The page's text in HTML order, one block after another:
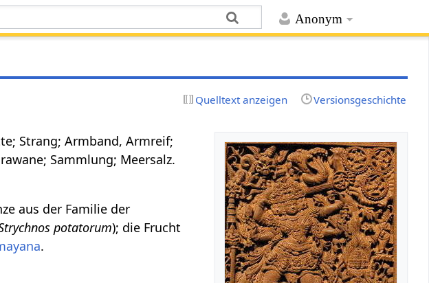
Anonym
Quelltext anzeigen Versionsgeschichte
Strang; Armband, Armreif;
Sammlung; Meersalz.
aus der Familie der
potatorum); die Frucht
.